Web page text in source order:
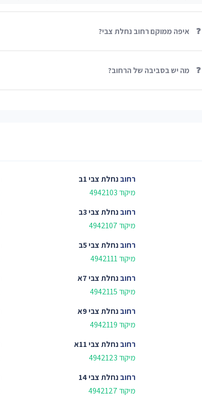
❓ איפה ממוקם רחוב נחלת צבי?
❓ מה יש בסביבה של הרחוב?
רחובנחלת צבי 1ב
מיקוד 4942103
רחובנחלת צבי 3ב
מיקוד 4942107
רחובנחלת צבי 5ב
מיקוד 4942111
רחובנחלת צבי 7א
מיקוד 4942115
רחובנחלת צבי 9א
מיקוד 4942119
רחובנחלת צבי 11א
מיקוד 4942123
רחובנחלת צבי 14
מיקוד 4942127